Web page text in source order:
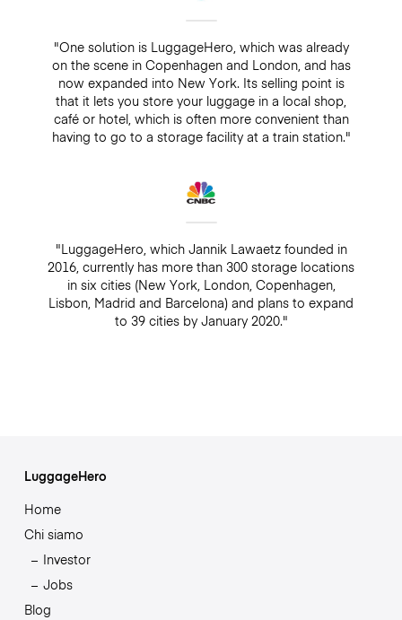
"One solution is LuggageHero, which was already
on the scene in Copenhagen and London, and has
now expanded into New York. Its selling point is
that it lets you store your luggage in a local shop,
café or hotel, which is often more convenient than
having to go to a storage facility at a train station."
"LuggageHero, which Jannik Lawaetz founded in
2016, currently has more than 300 storage locations
in six cities (New York, London, Copenhagen,
Lisbon, Madrid and Barcelona) and plans to expand
to 39 cities by January 2020."
LuggageHero
Home
Chi siamo
Investor
Jobs
Blog